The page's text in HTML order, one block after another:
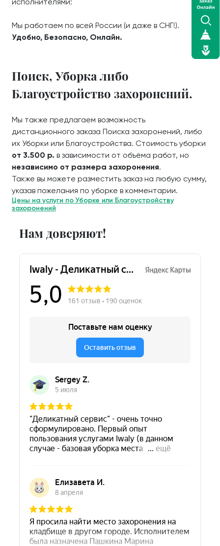
Мы работаем по всей России (и даже в СНГ!).
Удобно, Безопасно, Онлайн.
Поиск, Уборка либо
Благоустройство захоронений.
Мы также предлагаем возможность
дистанционного заказа Поиска захоронений, либо
их Уборки или Благоустройства. Стоимость уборки
от 3.500 р. в зависимости от объёма работ, но
независимо от размера захоронения.
Также вы можете разместить заказ на любую сумму,
указав пожелания по уборке в комментарии.
Цены на услуги по Уборке или Благоустройству
захоронений
Нам доверяют!